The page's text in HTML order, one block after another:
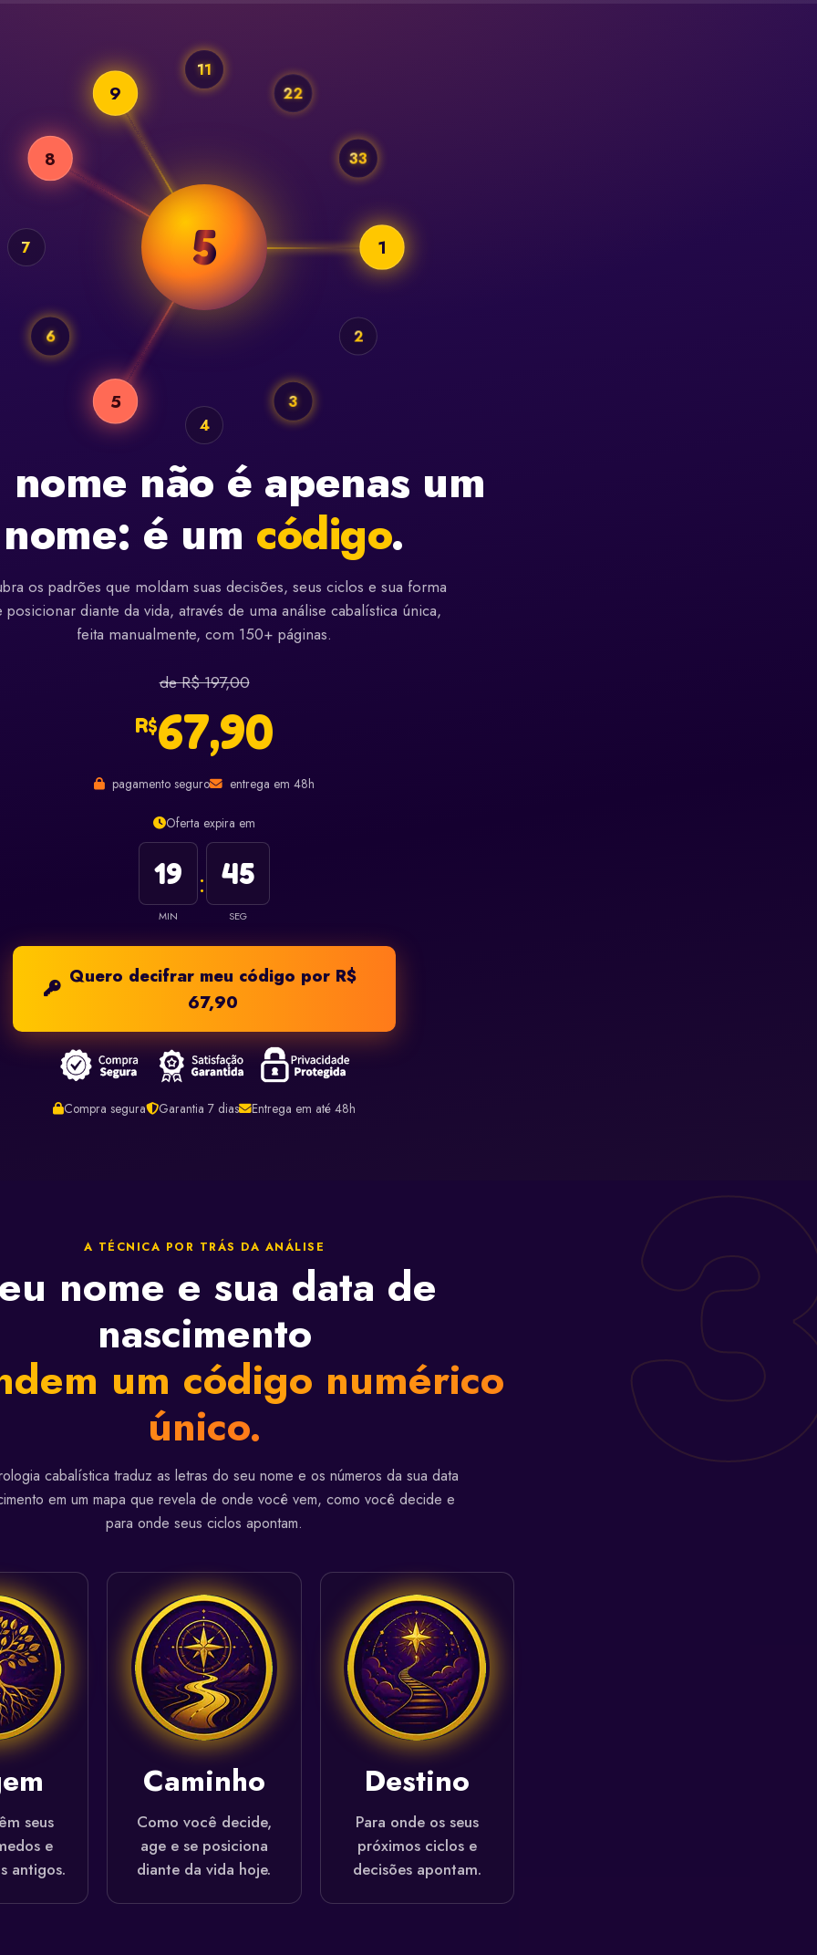
1
2
3
4
5
6
7
8
9
11
22
33
22
nome não é apenas um
nome: é um código.
os padrões que moldam suas decisões, seus ciclos e sua forma
posicionar diante da vida, através de uma análise cabalística única,
feita manualmente, com 150+ páginas.
de R$ 197,00
R$67,90
pagamento seguro entrega em 48h
Oferta expira em
19
MIN
: 43
SEG
Quero decifrar meu código por R$
67,90
Compra segura Garantia 7 dias Entrega em até 48h
A TÉCNICA POR TRÁS DA ANÁLISE
nome e sua data de
nascimento
um código numérico
único.
cabalística traduz as letras do seu nome e os números da sua data
em um mapa que revela de onde você vem, como você decide e
para onde seus ciclos apontam.
seus
e
antigos.
Caminho
Como você decide,
age e se posiciona
diante da vida hoje.
Destino
Para onde os seus
próximos ciclos e
decisões apontam.